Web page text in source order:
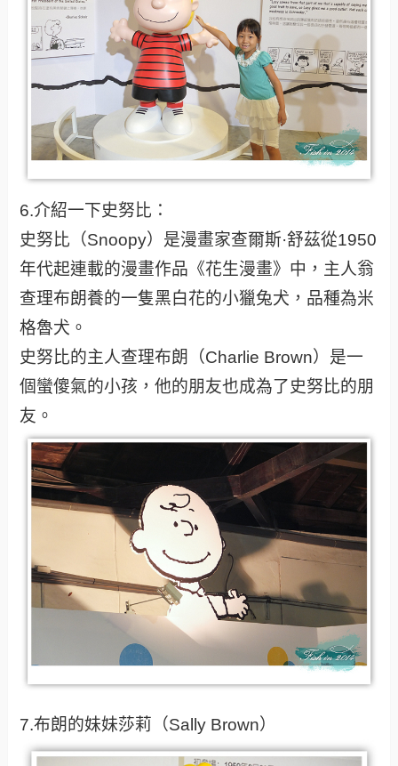
6.介紹一下史努比：
史努比（Snoopy）是漫畫家查爾斯·舒茲從1950
年代起連載的漫畫作品《花生漫畫》中，主人翁
查理布朗養的一隻黑白花的小獵兔犬，品種為米
格魯犬。
史努比的主人查理布朗（Charlie Brown）是一
個蠻傻氣的小孩，他的朋友也成為了史努比的朋
友。
7.布朗的妹妹莎莉（Sally Brown）